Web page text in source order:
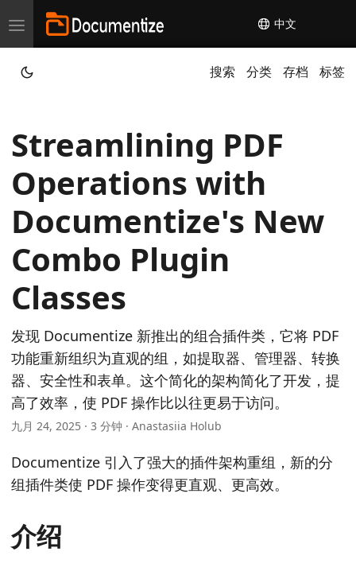
T
o
g
e
n
a
i
g
a
t
o
n
中文
搜索 分类 存档 标签
Streamlining PDF
Operations with
Documentize's New
Combo Plugin
Classes
发现 Documentize 新推出的组合插件类，它将 PDF
功能重新组织为直观的组，如提取器、管理器、转换
器、安全性和表单。这个简化的架构简化了开发，提
高了效率，使 PDF 操作比以往更易于访问。
九月 24, 2025 · 3 分钟 · Anastasiia Holub
Documentize 引入了强大的插件架构重组，新的分
组插件类使 PDF 操作变得更直观、更高效。
介绍